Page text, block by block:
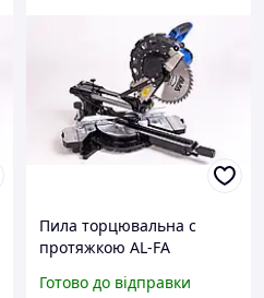
Пила торцювальна c
протяжкою AL-FA
диск 255 мм | протяжка
Готово до відправки